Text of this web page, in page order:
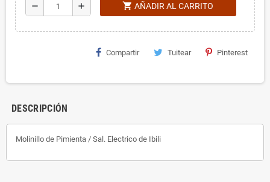
remove add shopping_cart AÑADIR AL CARRITO
Compartir Tuitear Pinterest
DESCRIPCIÓN
Molinillo de Pimienta / Sal. Electrico de Ibili